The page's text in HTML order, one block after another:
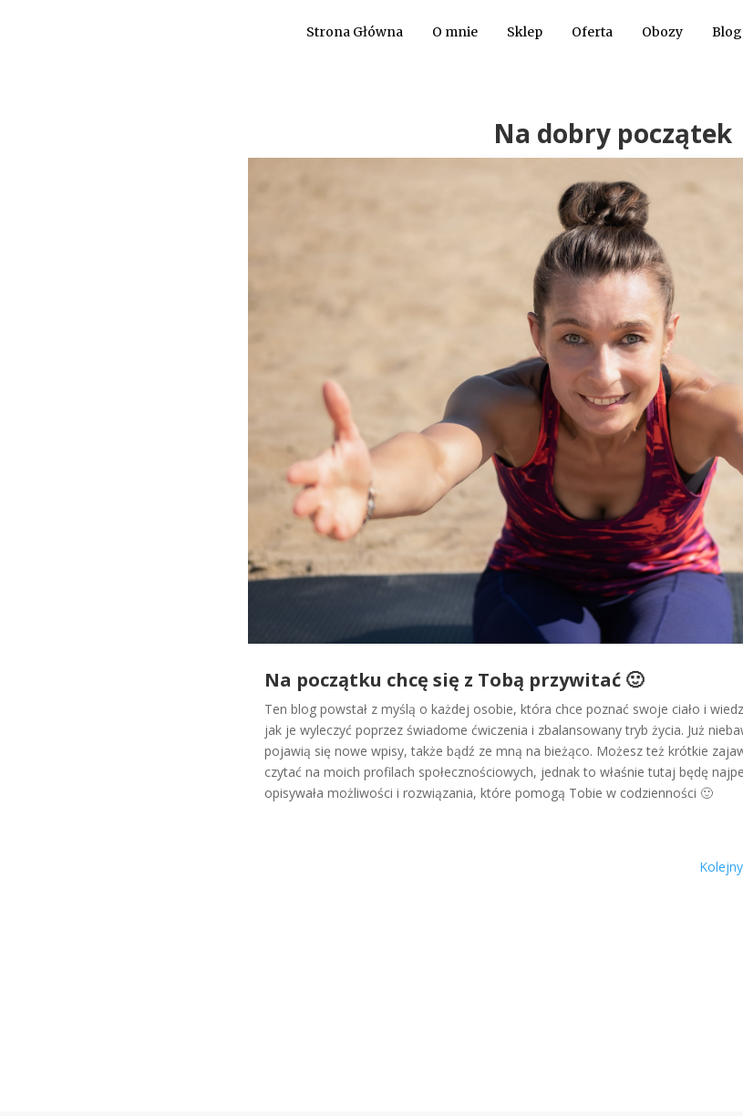
Strona Główna O mnie Sklep Oferta Obozy Blog
Na dobry początek
Na początku chcę się z Tobą przywitać 🙂
Ten blog powstał z myślą o każdej osobie, która chce poznać swoje ciało i
jak je wyleczyć poprzez świadome ćwiczenia i zbalansowany tryb życia. Już
pojawią się nowe wpisy, także bądź ze mną na bieżąco. Możesz też krótkie
czytać na moich profilach społecznościowych, jednak to właśnie tutaj będę
opisywała możliwości i rozwiązania, które pomogą Tobie w codzienności 🙂